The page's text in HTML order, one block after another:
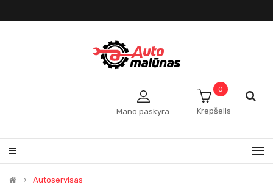
Mano paskyra Krepšelis
0
Autoservisas